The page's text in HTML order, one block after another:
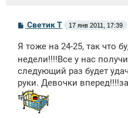
С
б
щ
е
н
и
е
Светик Т 17 янв 2011, 17:39
Я тоже на 24-25, так что
недели!!!!Все у нас
следующий раз будет
руки. Девочки вперед!!!!за